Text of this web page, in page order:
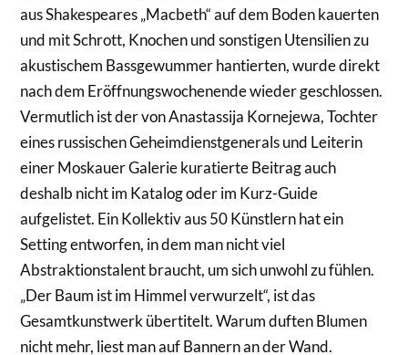
aus Shakespeares „Macbeth“ auf dem Boden kauerten
und mit Schrott, Knochen und sonstigen Utensilien zu
akustischem Bassgewummer hantierten, wurde direkt
nach dem Eröffnungswochenende wieder geschlossen.
Vermutlich ist der von Anastassija Kornejewa, Tochter
eines russischen Geheimdienstgenerals und Leiterin
einer Moskauer Galerie kuratierte Beitrag auch
deshalb nicht im Katalog oder im Kurz-Guide
aufgelistet. Ein Kollektiv aus 50 Künstlern hat ein
Setting entworfen, in dem man nicht viel
Abstraktionstalent braucht, um sich unwohl zu fühlen.
„Der Baum ist im Himmel verwurzelt“, ist das
Gesamtkunstwerk übertitelt. Warum duften Blumen
nicht mehr, liest man auf Bannern an der Wand.